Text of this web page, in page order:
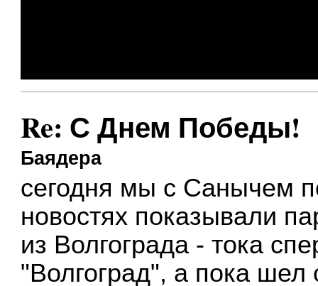
Re: С Днем Победы!
Баядера
сегодня мы с Санычем
новостях показывали
из Волгограда - тока
"Волгоград", а пока шел